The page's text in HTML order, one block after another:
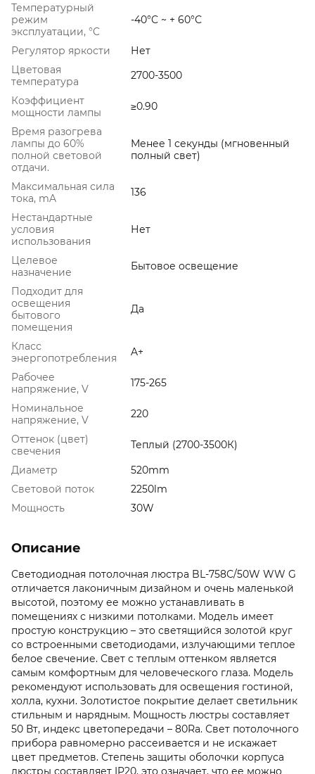
Температурный
режим
эксплуатации, °C
-40°C ~ + 60°С
Регулятор яркости
Нет
Цветовая
температура
2700-3500
Коэффициент
мощности лампы
≥0.90
Время разогрева
лампы до 60%
полной световой
отдачи.
Менее 1 секунды (мгновенный
полный свет)
Максимальная сила
тока, mA
136
Нестандартные
условия
использования
Нет
Целевое
назначение
Бытовое освещение
Подходит для
освещения
бытового
помещения
Да
Класс
энергопотребления
A+
Рабочее
напряжение, V
175-265
Номинальное
напряжение, V
220
Оттенок (цвет)
свечения
Теплый (2700-3500К)
Диаметр
520mm
Световой поток
2250lm
Мощность
30W
Описание
Светодиодная потолочная люстра BL-758С/50W WW G
отличается лаконичным дизайном и очень маленькой
высотой, поэтому ее можно устанавливать в
помещениях с низкими потолками. Модель имеет
простую конструкцию – это светящийся золотой круг
со встроенными светодиодами, излучающими теплое
белое свечение. Свет с теплым оттенком является
самым комфортным для человеческого глаза. Модель
рекомендуют использовать для освещения гостиной,
холла, кухни. Золотистое покрытие делает светильник
стильным и нарядным. Мощность люстры составляет
50 Вт, индекс цветопередачи – 80Ra. Свет потолочного
прибора равномерно рассеивается и не искажает
цвет предметов. Степень защиты оболочки корпуса
люстры составляет IP20, это означает, что ее можно